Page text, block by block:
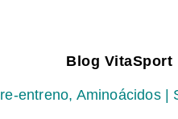
Blog VitaSport
entreno, Aminoácidos